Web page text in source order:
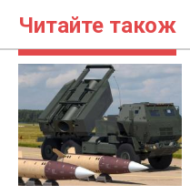
Читайте також